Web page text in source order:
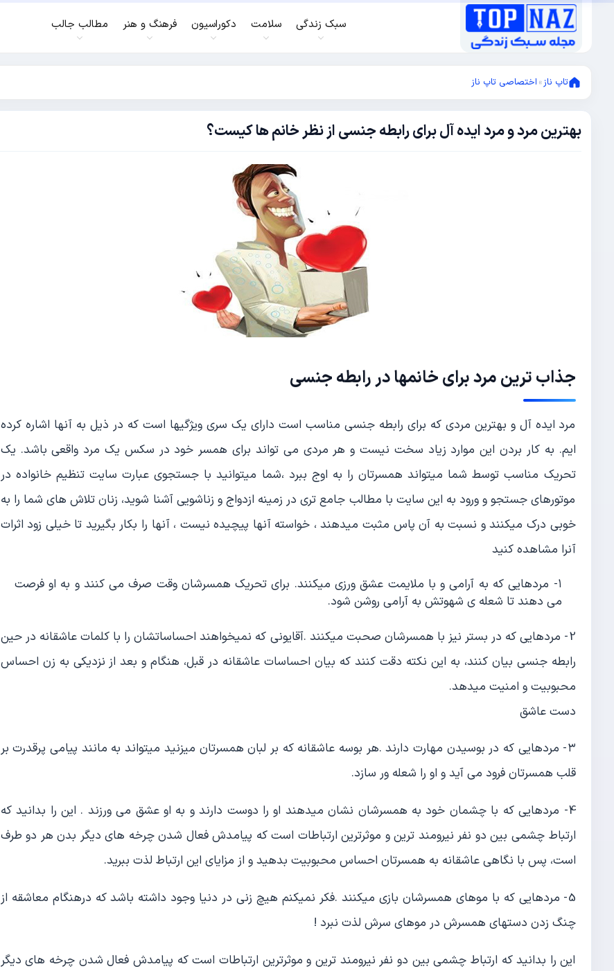
سبک زندگی سلامت دکوراسیون فرهنگ و هنر مطالب جالب
تاپ ناز» اختصاصی تاپ ناز
بهترین مرد و مرد ایده آل برای رابطه جنسی از نظر خانم ها کیست؟
مارس
جذاب ترین مرد برای خانمها در رابطه جنسی
مرد ایده آل و بهترین مردی که برای رابطه جنسی مناسب است دارای یک سری ویژگیها است که در ذیل به آنها اشاره کرده
ایم. به کار بردن این موارد زیاد سخت نیست و هر مردی می تواند برای همسر خود در سکس یک مرد واقعی باشد. یک
تحریک مناسب توسط شما میتواند همسرتان را به اوج ببرد ،شما میتوانید با جستجوی عبارت سایت تنظیم خانواده در
موتورهای جستجو و ورود به این سایت با مطالب جامع تری در زمینه ازدواج و زناشویی آشنا شوید، زنان تلاش های شما را به
خوبی درک میکنند و نسبت به آن پاس مثبت میدهند ، خواسته آنها پیچیده نیست ، آنها را بکار بگیرید تا خیلی زود اثرات
آنرا مشاهده کنید
۱- مردهایی که به آرامی و با ملایمت عشق ورزی میکنند. برای تحریک همسرشان وقت صرف می کنند و به او فرصت
می دهند تا شعله ی شهوتش به آرامی روشن شود.
2- مردهایی که در بستر نیز با همسرشان صحبت میکنند .آقایونی که نمیخواهند احساساتشان را با کلمات عاشقانه در حین
رابطه جنسی بیان کنند، به این نکته دقت کنند که بیان احساسات عاشقانه در قبل، هنگام و بعد از نزدیکی به زن احساس
محبوبیت و امنیت میدهد.
دست عاشق
۳- مردهایی که در بوسیدن مهارت دارند .هر بوسه عاشقانه که بر لبان همسرتان میزنید میتواند به مانند پیامی پرقدرت بر
قلب همسرتان فرود می آید و او را شعله ور سازد.
4- مردهایی که با چشمان خود به همسرشان نشان میدهند او را دوست دارند و به او عشق می ورزند . این را بدانید که
ارتباط چشمی بین دو نفر نیرومند ترین و موثرترین ارتباطات است که پیامدش فعال شدن چرخه های دیگر بدن هر دو طرف
است، پس با نگاهی عاشقانه به همسرتان احساس محبوبیت بدهید و از مزایای این ارتباط لذت ببرید.
5- مردهایی که با موهای همسرشان بازی میکنند .فکر نمیکنم هیچ زنی در دنیا وجود داشته باشد که درهنگام معاشقه از
چنگ زدن دستهای همسرش در موهای سرش لذت نبرد !
این را بدانید که ارتباط چشمی بین دو نفر نیرومند ترین و موثرترین ارتباطات است که پیامدش فعال شدن چرخه های دیگر